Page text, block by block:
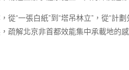
從“一張白紙”到“塔吊林立”，從“計
疏解北京非首都效能集中承載地的